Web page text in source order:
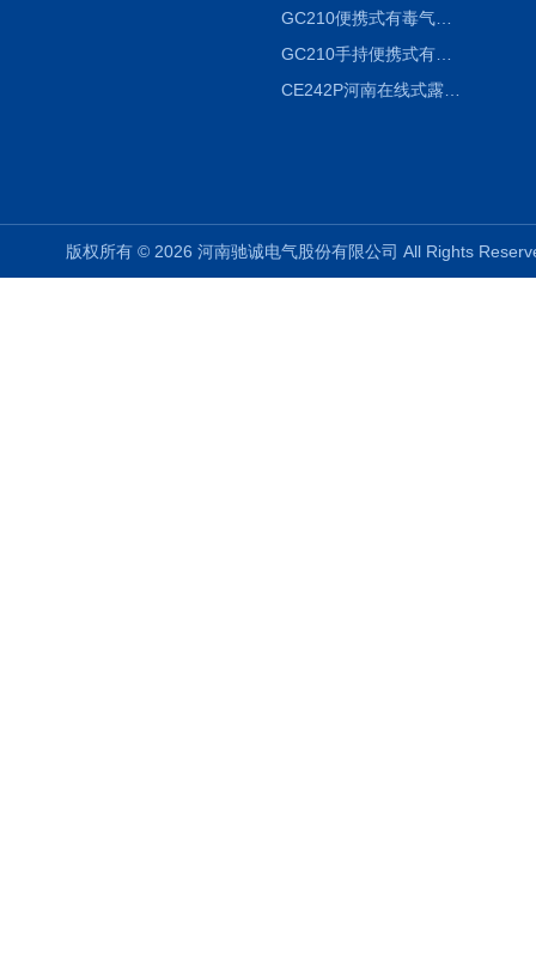
GC210便携式有毒气体浓度探测器氨气检测仪养殖场
GC210手持便携式有毒CL2气体探测器氯气检测仪
CE242P河南在线式露点仪
版权所有 © 2026 河南驰诚电气股份有限公司 All Rights